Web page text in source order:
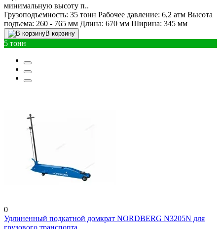
минимальную высоту п..
Грузоподъемность: 35 тонн Рабочее давление: 6,2 атм Высота
подъема: 260 - 765 мм Длина: 670 мм Ширина: 345 мм
В корзину
5 тонн
0
Удлиненный подкатной домкрат NORDBERG N3205N для
грузового транспорта